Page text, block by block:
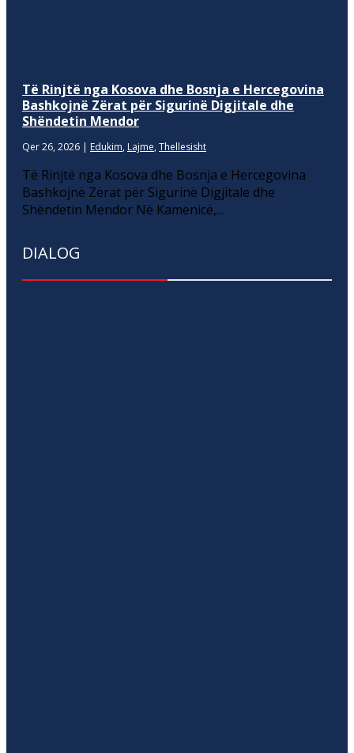
Të Rinjtë nga Kosova dhe Bosnja e Hercegovina
Bashkojnë Zërat për Sigurinë Digjitale dhe
Shëndetin Mendor
Qer 26, 2026 | Edukim, Lajme, Thellesisht
Të Rinjtë nga Kosova dhe Bosnja e Hercegovina
Bashkojnë Zërat për Sigurinë Digjitale dhe
Shëndetin Mendor Në Kamenicë,...
DIALOG